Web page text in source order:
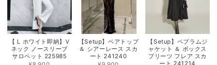
【 L ホワイト即納】V
ネック ノースリーブ
サロペット 225985
【Setup】ベアトップ
＆ シアーレース スカ
ート 241240
【Setup】ペプラムジ
ャケット ＆ ボックス
プリーツ フレア スカ
ート 241214